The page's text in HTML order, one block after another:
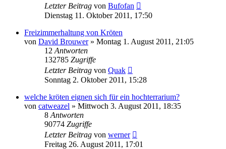
Letzter Beitrag von Bufofan
Dienstag 11. Oktober 2011, 17:50
Freizimmerhaltung von Kröten
von David Brouwer» Montag 1. August 2011, 21:05
12 Antworten
132785 Zugriffe
Letzter Beitrag von Quak
Sonntag 2. Oktober 2011, 15:28
welche kröten eignen sich für ein hochterrarium?
von catweazel » Mittwoch 3. August 2011, 18:35
8 Antworten
90774 Zugriffe
Letzter Beitrag von werner
Freitag 26. August 2011, 17:01